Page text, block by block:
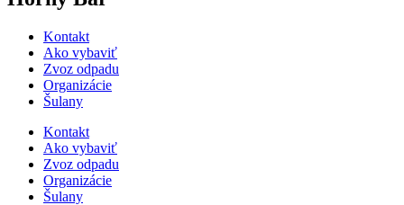
Kontakt
Ako vybaviť
Zvoz odpadu
Organizácie
Šulany
Kontakt
Ako vybaviť
Zvoz odpadu
Organizácie
Šulany